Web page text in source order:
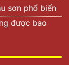
sơn phổ biến
được bao